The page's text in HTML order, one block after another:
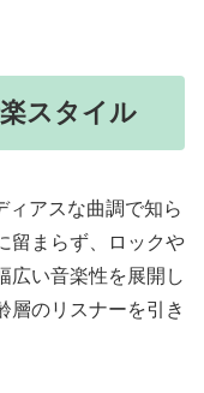
スタイル
ィアスな曲調で知ら
留まらず、ロックや
広い音楽性を展開し
層のリスナーを引き